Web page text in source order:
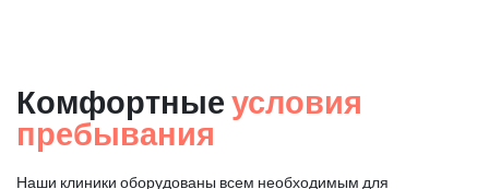
Комфортные условия
пребывания
Наши клиники оборудованы всем необходимым для